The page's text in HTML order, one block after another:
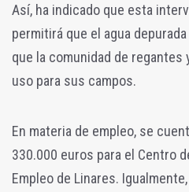
Así, ha indicado que esta
permitirá que el agua
que la comunidad de
uso para sus campos.
En materia de empleo, se
330.000 euros para el Centro
Empleo de Linares.